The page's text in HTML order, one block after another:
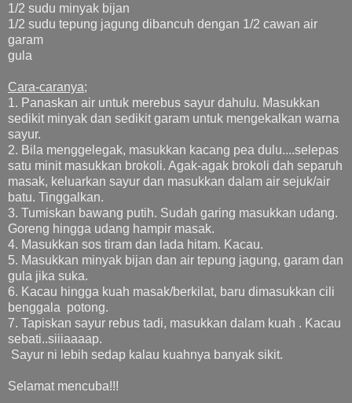
1/2 sudu minyak bijan
1/2 sudu tepung jagung dibancuh dengan 1/2 cawan air
garam
gula
Cara-caranya;
1. Panaskan air untuk merebus sayur dahulu. Masukkan
sedikit minyak dan sedikit garam untuk mengekalkan warna
sayur.
2. Bila menggelegak, masukkan kacang pea dulu....selepas
satu minit masukkan brokoli. Agak-agak brokoli dah separuh
masak, keluarkan sayur dan masukkan dalam air sejuk/air
batu. Tinggalkan.
3. Tumiskan bawang putih. Sudah garing masukkan udang.
Goreng hingga udang hampir masak.
4. Masukkan sos tiram dan lada hitam. Kacau.
5. Masukkan minyak bijan dan air tepung jagung, garam dan
gula jika suka.
6. Kacau hingga kuah masak/berkilat, baru dimasukkan cili
benggala potong.
7. Tapiskan sayur rebus tadi, masukkan dalam kuah . Kacau
sebati..siiiaaaap.
Sayur ni lebih sedap kalau kuahnya banyak sikit.
Selamat mencuba!!!